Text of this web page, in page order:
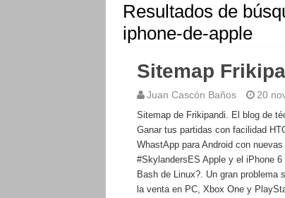
Resultados de
iphone-de-apple
Sitemap
Juan Cascón Baños 20
Sitemap de Frikipandi. El blog de
Ganar tus partidas con facilidad
WhastApp para Android con
#SkylandersES Apple y el iPhone
Bash de Linux?. Un gran problema
la venta en PC, Xbox One y